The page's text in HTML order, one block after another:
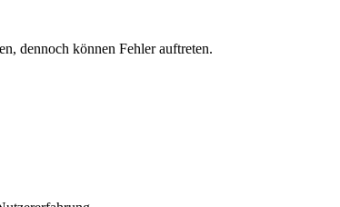
dennoch können Fehler auftreten.